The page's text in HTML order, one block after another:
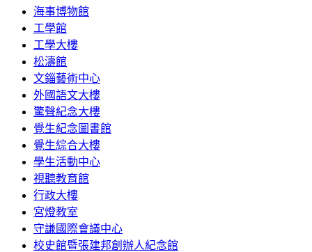
海事博物館
工學館
工學大樓
松濤館
文錙藝術中心
外國語文大樓
驚聲紀念大樓
覺生紀念圖書館
覺生綜合大樓
學生活動中心
視聽教育館
行政大樓
宮燈教室
守謙國際會議中心
校史館暨張建邦創辦人紀念館